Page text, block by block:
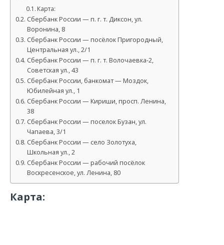
Карта:
Сбербанк России — п. г. т. Диксон, ул.
Воронина, 8
Сбербанк России — посёлок Пригородный,
Центральная ул., 2/1
Сбербанк России — п. г. т. Волочаевка-2,
Советская ул., 43
Сбербанк России, банкомат — Моздок,
Юбилейная ул., 1
Сбербанк России — Кириши, просп. Ленина,
38
Сбербанк России — поселок Бузан, ул.
Чапаева, 3/1
Сбербанк России — село Золотуха,
Школьная ул., 2
Сбербанк России — рабочий посёлок
Воскресенское, ул. Ленина, 80
Карта: